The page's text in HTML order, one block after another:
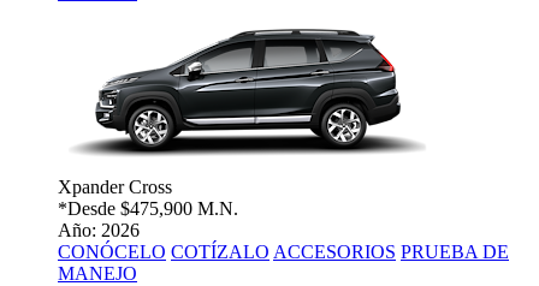
Xpander Cross
*Desde $475,900 M.N.
Año: 2026
CONÓCELO COTÍZALO ACCESORIOS PRUEBA DE
MANEJO